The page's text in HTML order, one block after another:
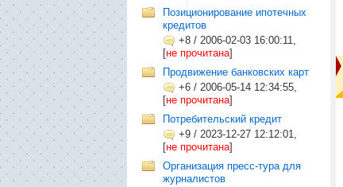
Позиционирование ипотечных
кредитов
+8 / 2006-02-03 16:00:11,
[не прочитана]
Продвижение банковских карт
+6 / 2006-05-14 12:34:55,
[не прочитана]
Потребительский кредит
+9 / 2023-12-27 12:12:01,
[не прочитана]
Организация пресс-тура для
журналистов